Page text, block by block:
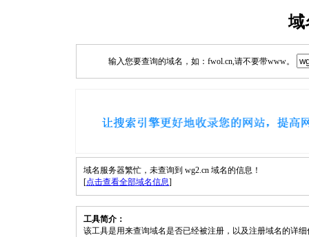
域
输入您要查询的域名，如：fwol.cn,请不要带www。
域名服务器繁忙，未查询到 wg2.cn 域名的信息！
[点击查看全部域名信息]
工具简介：
该工具是用来查询域名是否已经被注册，以及注册域名的详